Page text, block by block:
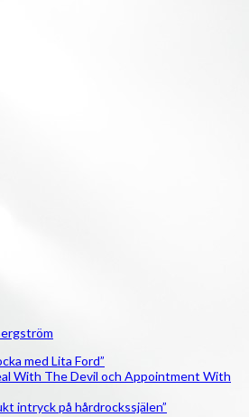
med Lita Ford”
With The Devil och Appointment With
intryck på hårdrockssjälen”